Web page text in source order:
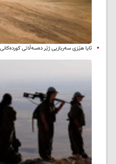
ئایا هێزی سەربازیی ژێر دەسەڵاتی